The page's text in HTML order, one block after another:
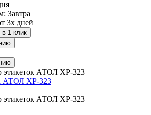
Завтра
3х дней
в 1 клик
этикеток АТОЛ XP-323
АТОЛ XP-323
этикеток АТОЛ XP-323